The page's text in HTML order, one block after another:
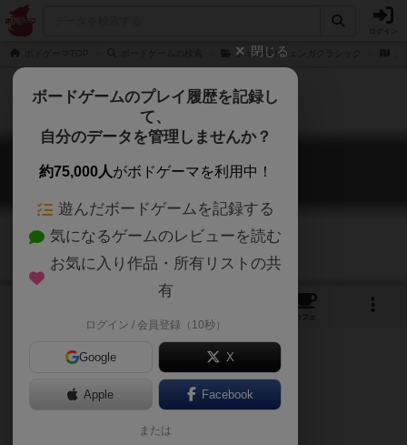
ジェンガ / ジェンガクラシック
ジェンガ XL
Jenga GIANT
カフェ
紙で出来てるらしい バランスゲーム
ご協力ください
閉じる
ボードゲームのプレイ履歴を記録し
て、
自分のデータを管理しませんか？
約75,000人がボドゲーマを利用中！
遊んだボードゲームを記録する
気になるゲームのレビューを読む
お気に入り作品・所有リストの共
有
ログイン / 会員登録（10秒）
Google X
Apple Facebook
または